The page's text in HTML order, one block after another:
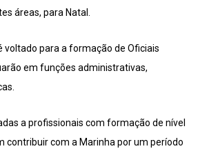
áreas, para Natal.
voltado para a formação de Oficiais
em funções administrativas,
a profissionais com formação de nível
contribuir com a Marinha por um período